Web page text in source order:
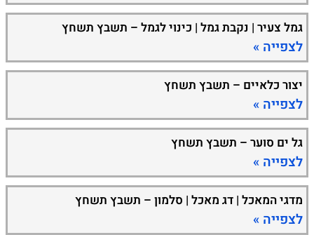
גמל צעיר | נקבת גמל | כינוי לגמל – תשבץ תשחץ
לצפייה »
יצור כלאיים – תשבץ תשחץ
לצפייה »
גל ים סוער – תשבץ תשחץ
לצפייה »
מדגי המאכל | דג מאכל | סלמון – תשבץ תשחץ
לצפייה »